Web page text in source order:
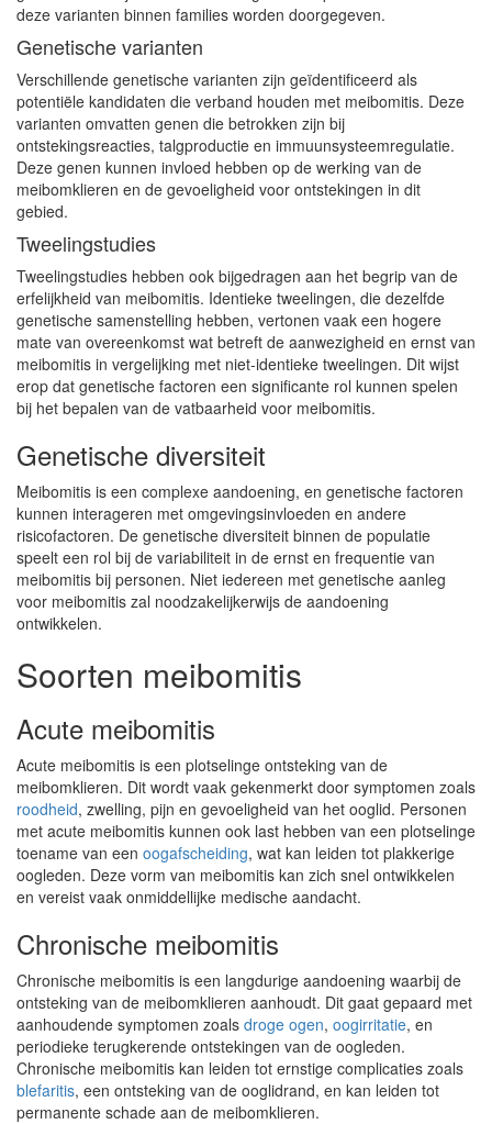
deze varianten binnen families worden doorgegeven.
Genetische varianten
Verschillende genetische varianten zijn geïdentificeerd als
potentiële kandidaten die verband houden met meibomitis. Deze
varianten omvatten genen die betrokken zijn bij
ontstekingsreacties, talgproductie en immuunsysteemregulatie.
Deze genen kunnen invloed hebben op de werking van de
meibomklieren en de gevoeligheid voor ontstekingen in dit
gebied.
Tweelingstudies
Tweelingstudies hebben ook bijgedragen aan het begrip van de
erfelijkheid van meibomitis. Identieke tweelingen, die dezelfde
genetische samenstelling hebben, vertonen vaak een hogere
mate van overeenkomst wat betreft de aanwezigheid en ernst van
meibomitis in vergelijking met niet-identieke tweelingen. Dit wijst
erop dat genetische factoren een significante rol kunnen spelen
bij het bepalen van de vatbaarheid voor meibomitis.
Genetische diversiteit
Meibomitis is een complexe aandoening, en genetische factoren
kunnen interageren met omgevingsinvloeden en andere
risicofactoren. De genetische diversiteit binnen de populatie
speelt een rol bij de variabiliteit in de ernst en frequentie van
meibomitis bij personen. Niet iedereen met genetische aanleg
voor meibomitis zal noodzakelijkerwijs de aandoening
ontwikkelen.
Soorten meibomitis
Acute meibomitis
Acute meibomitis is een plotselinge ontsteking van de
meibomklieren. Dit wordt vaak gekenmerkt door symptomen zoals
roodheid, zwelling, pijn en gevoeligheid van het ooglid. Personen
met acute meibomitis kunnen ook last hebben van een plotselinge
toename van een oogafscheiding, wat kan leiden tot plakkerige
oogleden. Deze vorm van meibomitis kan zich snel ontwikkelen
en vereist vaak onmiddellijke medische aandacht.
Chronische meibomitis
Chronische meibomitis is een langdurige aandoening waarbij de
ontsteking van de meibomklieren aanhoudt. Dit gaat gepaard met
aanhoudende symptomen zoals droge ogen, oogirritatie, en
periodieke terugkerende ontstekingen van de oogleden.
Chronische meibomitis kan leiden tot ernstige complicaties zoals
blefaritis, een ontsteking van de ooglidrand, en kan leiden tot
permanente schade aan de meibomklieren.